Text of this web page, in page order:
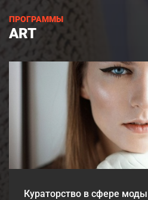
ПРОГРАММЫ
ART
Кураторство в сфере моды